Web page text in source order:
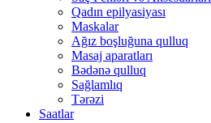
Qadın epilyasiyası
Maskalar
Ağız boşluğuna qulluq
Masaj aparatları
Bədənə qulluq
Sağlamlıq
Tərəzi
Saatlar